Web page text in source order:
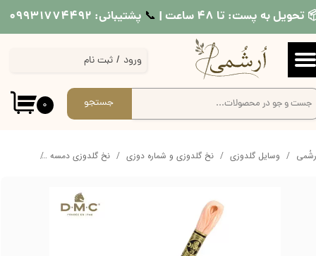
تحویل به پست: تا ۴۸ ساعت | 📞​​​​​​​ پشتیبانی: ۰۹۹۳۱۷۷۴۴۹۲
۰ جستجو
ورود / ثبت نام
حساب کاربری من
تغییر گذر واژه
سفارشات
وسایل گلدوزی نخ گلدوزی و شماره دوزی نخ گلدوزی دمسه